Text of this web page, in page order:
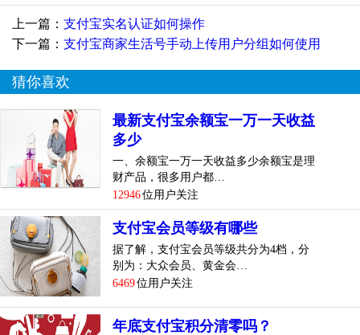
慈善组织公开募捐资格证书
1、基金会法人登记证书且证书明确标注（慈善组织）
2、社会团体法人证书且证书明确标注（慈善组织）
3、民办非企业单位登记证书且证书明确标注（慈善组织）
说明：
部分慈善会、红十字会无公募证书，但具备公开募捐资格，
无法提交平台要求的相关证书材料时，可发送入驻申请邮件
至 gongyi@alipay.com邮箱，举证说明申请机构具备入驻条
件，邮件名称注明【机构入驻申请】。2020年3月31日前已入
驻支付宝公益平台的机构，入驻证书没有标注（慈善组
织），请尽快完成相关登记信息更新，过渡期1年；截止2021
年3 月31号，未完成登记更新的机构，支付宝公益平台届时将
进行清退处理。
上一篇： 支付宝实名认证如何操作
下一篇： 支付宝商家生活号手动上传用户分组如何使用
猜你喜欢
最新支付宝余额宝一万一天收益
多少
一、余额宝一万一天收益多少余额宝是理
财产品，很多用户都…
12946位用户关注
支付宝会员等级有哪些
据了解，支付宝会员等级共分为4档，分
别为：大众会员、黄金会…
6469位用户关注
年底支付宝积分清零吗？